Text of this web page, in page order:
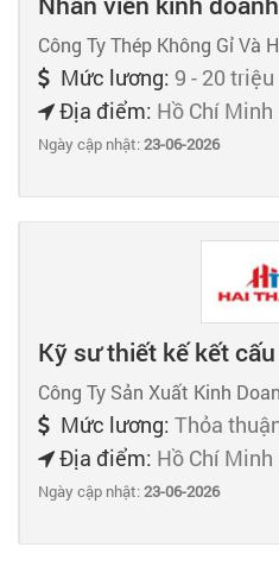
Công Ty Thép Không Gỉ Và
Mức lương: 9 - 20 triệu
Địa điểm: Hồ Chí Minh
Ngày cập nhật:23-06-2026
Kỹ sư thiết kế kết cấu
Công Ty Sản Xuất Kinh
Mức lương: Thỏa
Địa điểm: Hồ Chí Minh
Ngày cập nhật:23-06-2026